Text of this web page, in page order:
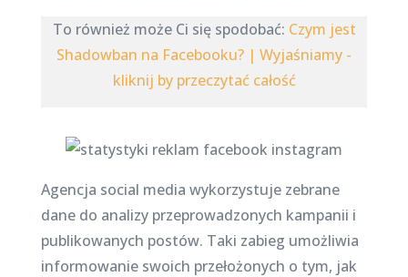
To również może Ci się spodobać: Czym jest
Shadowban na Facebooku? | Wyjaśniamy -
kliknij by przeczytać całość
Agencja social media wykorzystuje zebrane
dane do analizy przeprowadzonych kampanii i
publikowanych postów. Taki zabieg umożliwia
informowanie swoich przełożonych o tym, jak